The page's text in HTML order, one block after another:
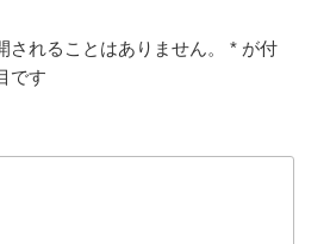
されることはありません。 * が付
です